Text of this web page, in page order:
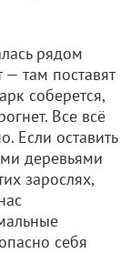
рядом
там поставят
соберется,
Все всё
Если оставить
деревьями
зарослях,
себя